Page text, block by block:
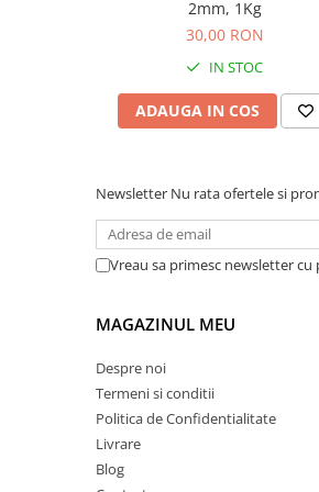
Încărcați micropeletele în
eliberarea imediată a
Personalizare
Hidratați granulele prin
optimă pentru lansări la
halibut și uscarea betainei.
Limitări
Eficiența vizuală a norului
Greșeli frecvente
de eliberare a particulelor
Întrebare frecventă
Cum ajută betaina din
Betaina acționează ca un
2mm, 1Kg
30,00 RON
IN STOC
ADAUGA IN COS
Newsletter Nu rata ofertele si
Vreau sa primesc newsletter
MAGAZINUL MEU
Despre noi
Termeni si conditii
Politica de Confidentialitate
Livrare
Blog